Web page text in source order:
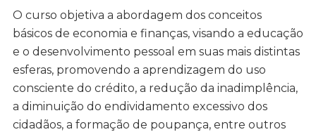
O curso objetiva a abordagem dos conceitos
básicos de economia e finanças, visando a educação
e o desenvolvimento pessoal em suas mais distintas
esferas, promovendo a aprendizagem do uso
consciente do crédito, a redução da inadimplência,
a diminuição do endividamento excessivo dos
cidadãos, a formação de poupança, entre outros